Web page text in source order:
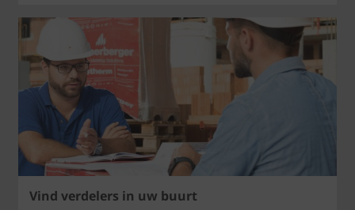
Vind verdelers in uw buurt